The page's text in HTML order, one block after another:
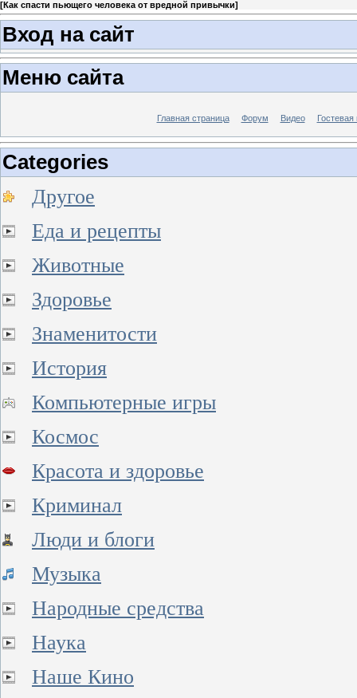
[Как спасти пьющего человека от вредной привычки]
Вход на сайт
Меню сайта
Главная страница Форум Видео Гостевая
Categories
Другое
Еда и рецепты
Животные
Здоровье
Знаменитости
История
Компьютерные игры
Космос
Красота и здоровье
Криминал
Люди и блоги
Музыка
Народные средства
Наука
Наше Кино